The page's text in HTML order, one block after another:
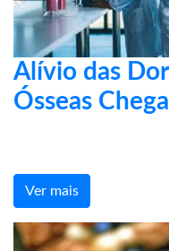
Alívio das
Ósseas
Ver mais